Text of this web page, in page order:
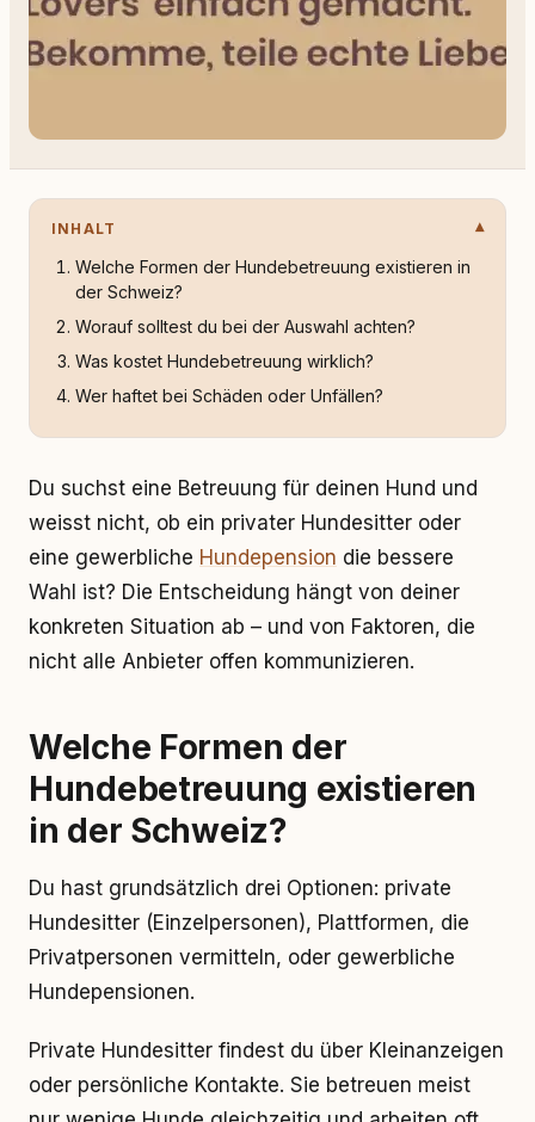
INHALT
Welche Formen der Hundebetreuung existieren in
der Schweiz?
Worauf solltest du bei der Auswahl achten?
Was kostet Hundebetreuung wirklich?
Wer haftet bei Schäden oder Unfällen?
Du suchst eine Betreuung für deinen Hund und
weisst nicht, ob ein privater Hundesitter oder
eine gewerbliche Hundepension die bessere
Wahl ist? Die Entscheidung hängt von deiner
konkreten Situation ab – und von Faktoren, die
nicht alle Anbieter offen kommunizieren.
Welche Formen der
Hundebetreuung existieren
in der Schweiz?
Du hast grundsätzlich drei Optionen: private
Hundesitter (Einzelpersonen), Plattformen, die
Privatpersonen vermitteln, oder gewerbliche
Hundepensionen.
Private Hundesitter findest du über Kleinanzeigen
oder persönliche Kontakte. Sie betreuen meist